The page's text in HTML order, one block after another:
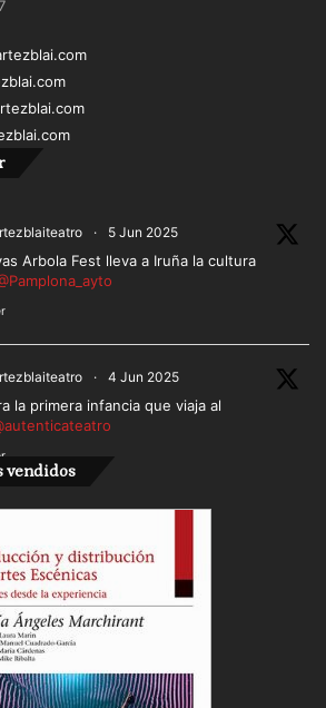
· 5 Jun 2025
Arbola Fest lleva a Iruña la cultura
· 4 Jun 2025
la primera infancia que viaja al
Cargar más
vendidos